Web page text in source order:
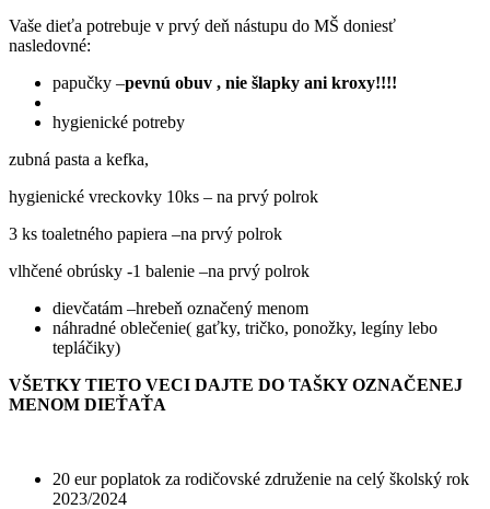
Vaše dieťa potrebuje v prvý deň nástupu do MŠ doniesť
nasledovné:
papučky –pevnú obuv , nie šlapky ani kroxy!!!!
hygienické potreby
zubná pasta a kefka,
hygienické vreckovky 10ks – na prvý polrok
3 ks toaletného papiera –na prvý polrok
vlhčené obrúsky -1 balenie –na prvý polrok
dievčatám –hrebeň označený menom
náhradné oblečenie( gaťky, tričko, ponožky, legíny lebo
tepláčiky)
VŠETKY TIETO VECI DAJTE DO TAŠKY OZNAČENEJ
MENOM DIEŤAŤA
20 eur poplatok za rodičovské združenie na celý školský rok
2023/2024